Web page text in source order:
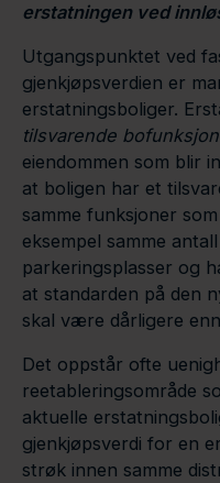
erstatningen ved
Utgangspunktet ved
gjenkjøpsverdien er
erstatningsboliger.
tilsvarende bofunksjon
eiendommen som blir
at boligen har et
samme funksjoner
eksempel samme
parkeringsplasser og
at standarden på den
skal være dårligere
Det oppstår ofte
reetableringsområde
aktuelle
gjenkjøpsverdi for en
strøk innen samme